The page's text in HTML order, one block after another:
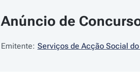
Anúncio de
Emitente: Serviços de Acção Social